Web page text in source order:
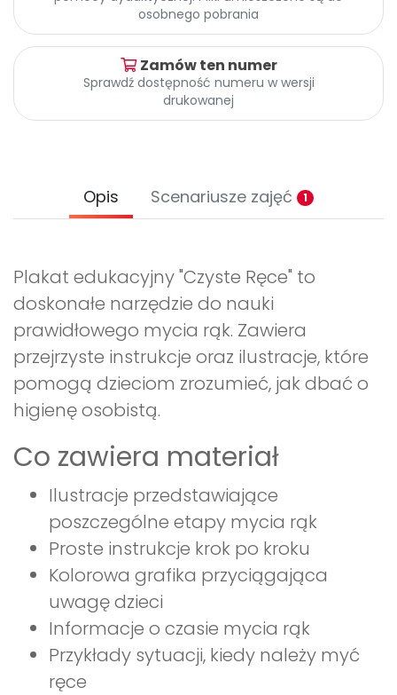
Archiwalne numery
Pomoc
osobnego pobrania
Zamów ten numer
Sprawdź dostępność numeru w wersji
drukowanej
Opis Scenariusze zajęć 1
Plakat edukacyjny "Czyste Ręce" to
doskonałe narzędzie do nauki
prawidłowego mycia rąk. Zawiera
przejrzyste instrukcje oraz ilustracje, które
pomogą dzieciom zrozumieć, jak dbać o
higienę osobistą.
Co zawiera materiał
Ilustracje przedstawiające
poszczególne etapy mycia rąk
Proste instrukcje krok po kroku
Kolorowa grafika przyciągająca
uwagę dzieci
Informacje o czasie mycia rąk
Przykłady sytuacji, kiedy należy myć
ręce